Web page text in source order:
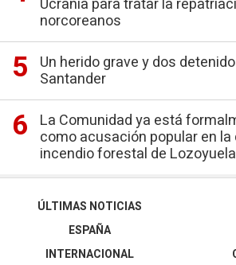
Ucrania para tratar la
norcoreanos
Un herido grave y dos
Santander
La Comunidad ya está
como acusación popular en la
incendio forestal de Lozoyuela
ÚLTIMAS NOTICIAS
ESPAÑA
INTERNACIONAL